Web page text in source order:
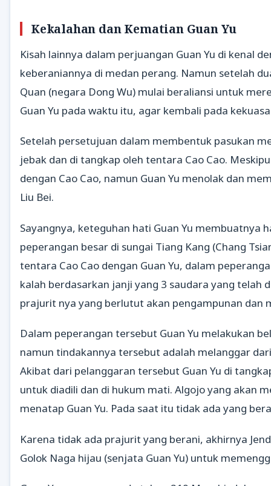
Kekalahan dan Kematian Guan Yu
Kisah lainnya dalam perjuangan Guan Yu di kenal
keberaniannya di medan perang. Namun setelah
Quan (negara Dong Wu) mulai beraliansi untuk
Guan Yu pada waktu itu, agar kembali pada
Setelah persetujuan dalam membentuk pasukan
jebak dan di tangkap oleh tentara Cao Cao.
dengan Cao Cao, namun Guan Yu menolak dan
Liu Bei.
Sayangnya, keteguhan hati Guan Yu membuatnya
peperangan besar di sungai Tiang Kang (Chang
tentara Cao Cao dengan Guan Yu, dalam
kalah berdasarkan janji yang 3 saudara yang telah
prajurit nya yang berlutut akan pengampunan dan
Dalam peperangan tersebut Guan Yu melakukan
namun tindakannya tersebut adalah melanggar
Akibat dari pelanggaran tersebut Guan Yu di
untuk diadili dan di hukum mati. Algojo yang akan
menatap Guan Yu. Pada saat itu tidak ada yang
Karena tidak ada prajurit yang berani, akhirnya
Golok Naga hijau (senjata Guan Yu) untuk